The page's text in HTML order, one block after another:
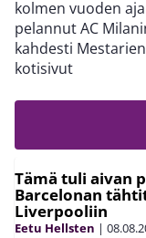
kolmen vuoden
pelannut AC
kahdesti
kotisivut
Tämä tuli aivan
Barcelonan
Liverpooliin
Eetu Hellsten |